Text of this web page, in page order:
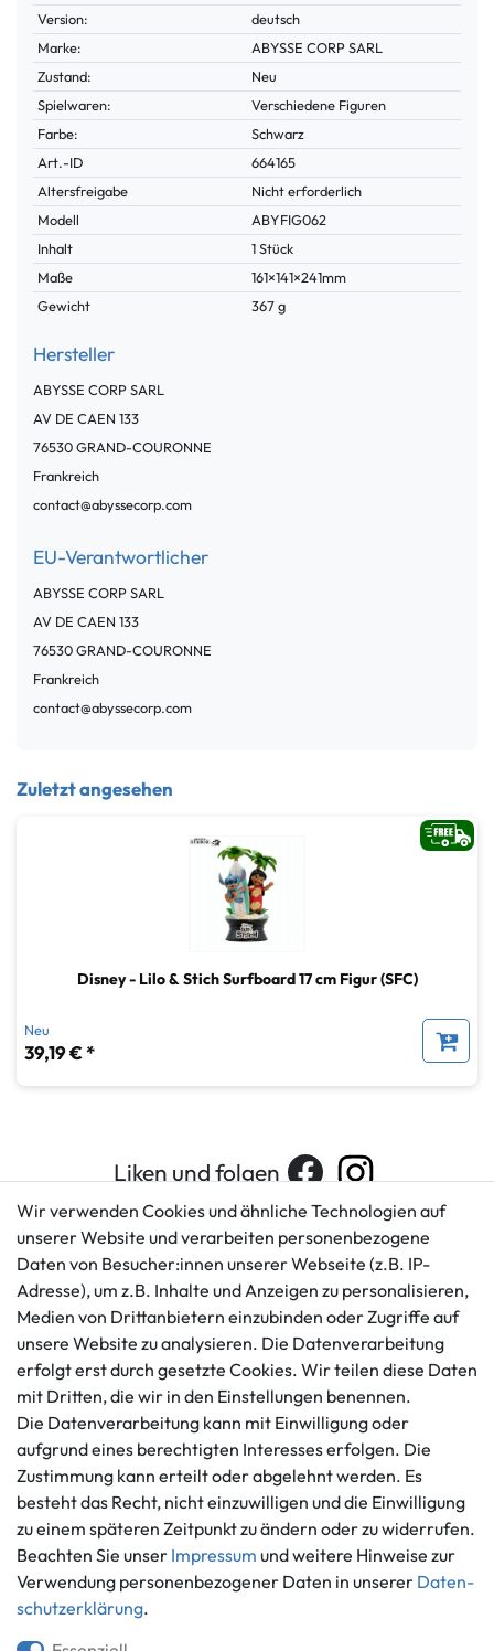
Merkmal
Version:
deutsch
Marke:
ABYSSE CORP SARL
Zustand:
Neu
Spielwaren:
Verschiedene Figuren
Farbe:
Schwarz
Technisches
Merkmal
Wert
Art.-ID
664165
Altersfreigabe
Nicht erforderlich
Modell
ABYFIG062
Inhalt
1 Stück
Maße
161×141×241mm
Gewicht
367 g
Hersteller
ABYSSE CORP SARL
AV DE CAEN 133
76530GRAND-COURONNE
Frankreich
contact@abyssecorp.com
EU-Verantwortlicher
ABYSSE CORP SARL
AV DE CAEN 133
76530GRAND-COURONNE
Frankreich
contact@abyssecorp.com
Zuletzt angesehen
Disney - Lilo & Stich Surfboard 17 cm Figur (SFC)
Neu
39,19 € *
Liken und folgen
Kundenservice
+49 421 596586
info@gameworld.de
Kontaktformular
Rechtliches
AGB
Impressum
Datenschutzerklärung
Widerrufs­recht
Vertrag widerrufen
Informationen
Über uns
Häufig gestellte Fragen
Zahlung und Versand
Zahlungsmöglichkeiten
Wir verwenden Cookies und ähnliche Technologien auf
unserer Website und verarbeiten personenbezogene
Daten von Besucher:innen unserer Webseite (z.B. IP-
Adresse), um z.B. Inhalte und Anzeigen zu personalisieren,
Medien von Drittanbietern einzubinden oder Zugriffe auf
unsere Website zu analysieren. Die Datenverarbeitung
erfolgt erst durch gesetzte Cookies. Wir teilen diese Daten
mit Dritten, die wir in den Einstellungen benennen.
Die Datenverarbeitung kann mit Einwilligung oder
aufgrund eines berechtigten Interesses erfolgen. Die
Zustimmung kann erteilt oder abgelehnt werden. Es
besteht das Recht, nicht einzuwilligen und die Einwilligung
zu einem späteren Zeitpunkt zu ändern oder zu widerrufen.
Beachten Sie unser Impressum und weitere Hinweise zur
Verwendung personenbezogener Daten in unserer Daten­
schutz­erklärung.